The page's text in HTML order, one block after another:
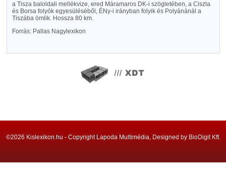
a Tisza baloldali mellékvize, ered Máramaros DK-i szögletében, a Ciszla
és Borsa folyók egyesüléséből, ÉNy-i irányban folyik és Polyánánál a
Tiszába ömlik. Hossza 80 km.
Forrás: Pallas Nagylexikon
©2026 Kislexikon.hu - Copyright Lapoda Multimédia, Designed by BioDigit Kft.